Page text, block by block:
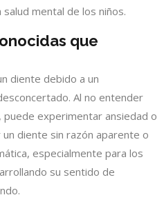
mental de los niños.
que
diente debido a un
Al no entender
experimentar ansiedad o
diente sin razón aparente o
especialmente para los
su sentido de